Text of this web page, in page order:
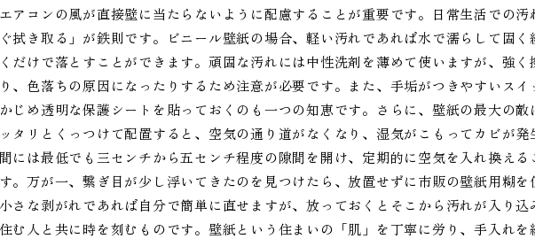
アコンの風が直接壁に当たらないように配慮することが重要です。日常生活での
拭き取る」が鉄則です。ビニール壁紙の場合、軽い汚れであれば水で濡らして固く
だけで落とすことができます。頑固な汚れには中性洗剤を薄めて使いますが、強
、色落ちの原因になったりするため注意が必要です。また、手垢がつきやすいスイ
じめ透明な保護シートを貼っておくのも一つの知恵です。さらに、壁紙の最大の
タリとくっつけて配置すると、空気の通り道がなくなり、湿気がこもってカビが発
には最低でも三センチから五センチ程度の隙間を開け、定期的に空気を入れ換え
。万が一、繋ぎ目が少し浮いてきたのを見つけたら、放置せずに市販の壁紙用糊
さな剥がれであれば自分で簡単に直せますが、放っておくとそこから汚れが入り込
む人と共に時を刻むものです。壁紙という住まいの「肌」を丁寧に労り、手入れ